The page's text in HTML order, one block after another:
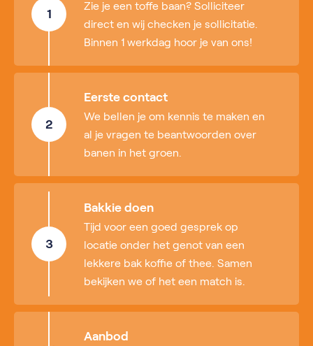
1
Zie je een toffe baan? Solliciteer
direct en wij checken je sollicitatie.
Binnen 1 werkdag hoor je van ons!
2
Eerste contact
We bellen je om kennis te maken en
al je vragen te beantwoorden over
banen in het groen.
3
Bakkie doen
Tijd voor een goed gesprek op
locatie onder het genot van een
lekkere bak koffie of thee. Samen
bekijken we of het een match is.
Aanbod